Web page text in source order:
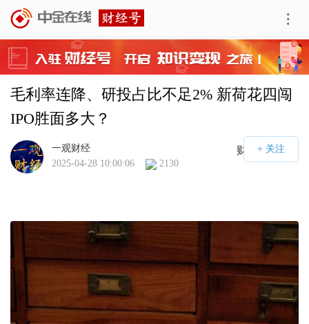
毛利率连降、研投占比不足2% 新荷花四闯
IPO胜面多大？
财经号APP
一观财经
2025-04-28 10:00:06
2130